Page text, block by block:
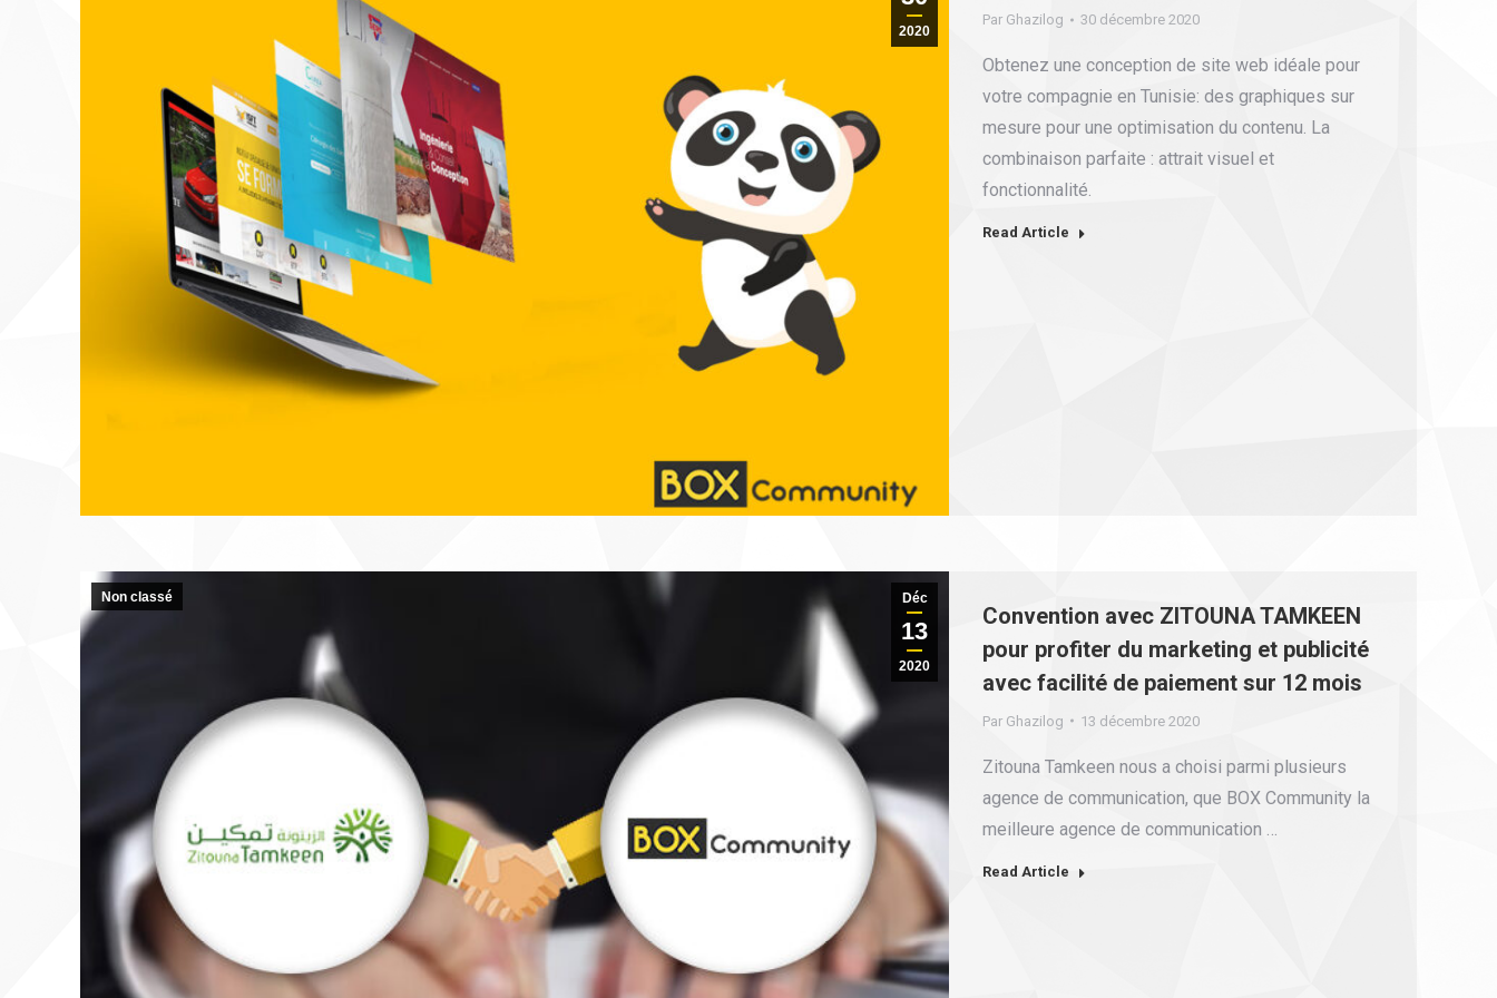
2020
Par Ghazilog 30 décembre 2020
Obtenez une conception de site web idéale pour
votre compagnie en Tunisie: des graphiques sur
mesure pour une optimisation du contenu. La
combinaison parfaite : attrait visuel et
fonctionnalité.
Read Article
Déc
13
2020
Non classé
Convention avec ZITOUNA TAMKEEN
pour profiter du marketing et publicité
avec facilité de paiement sur 12 mois
Par Ghazilog 13 décembre 2020
Zitouna Tamkeen nous a choisi parmi plusieurs
agence de communication, que BOX Community la
meilleure agence de communication …
Read Article